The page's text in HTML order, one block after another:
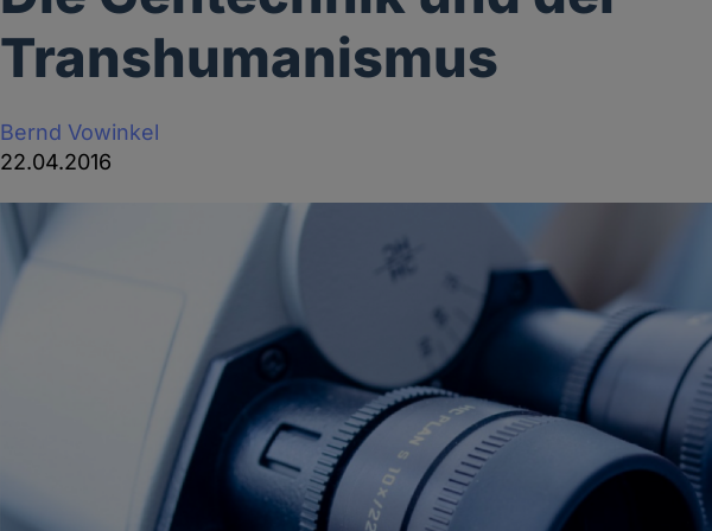
Transhumanismus
Bernd Vowinkel
22.04.2016